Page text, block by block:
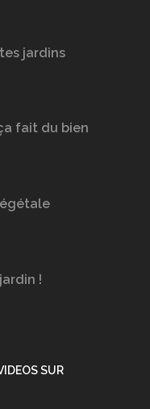
jardins
fait du bien
!
SUR